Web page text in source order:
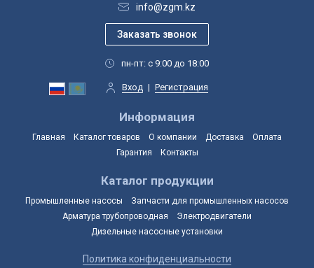
info@zgm.kz
пн-пт: с 9:00 до 18:00
Вход | Регистрация
Информация
Главная Каталог товаров О компании Доставка
Оплата
Гарантия
Контакты
Каталог продукции
Промышленные насосы
Запчасти для промышленных насосов
Арматура трубопроводная
Электродвигатели
Дизельные насосные установки
Политика конфиденциальности